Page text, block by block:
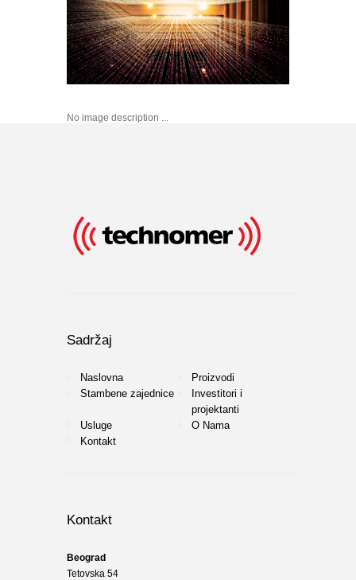
No image description ...
Sadržaj
Naslovna
Proizvodi
Stambene zajednice
Investitori i
projektanti
Usluge
O Nama
Kontakt
Kontakt
Beograd
Tetovska 54